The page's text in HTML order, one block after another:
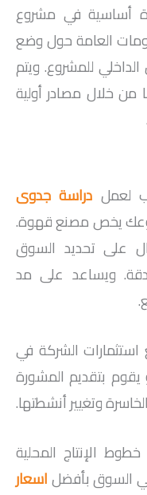
أساسية في مشروع
العامة حول وضع
للمشروع. ويتم
من خلال مصادر أولية
لعمل دراسة جدوى
يخص مصنع قهوة.
على تحديد السوق
ويساعد على مد
الشركة في
بتقديم المشورة
وتغيير أنشطتها.
الإنتاج المحلية
في السوق بأفضلاسعار